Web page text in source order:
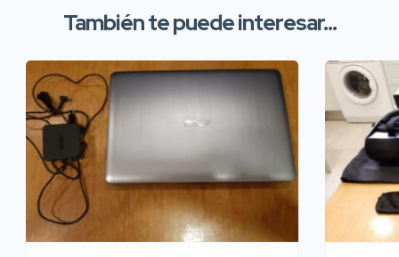
También te puede interesar...